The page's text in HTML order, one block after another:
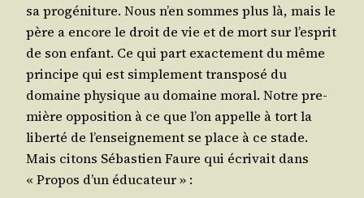
sa pro­gé­ni­ture. Nous n’en sommes plus là, mais le
père a encore le droit de vie et de mort sur l’es­prit
de son enfant. Ce qui part exac­te­ment du même
prin­cipe qui est sim­ple­ment trans­po­sé du
domaine phy­sique au domaine moral. Notre pre­
mière oppo­si­tion à ce que l’on appelle à tort la
liber­té de l’en­sei­gne­ment se place à ce stade.
Mais citons Sébas­tien Faure qui écri­vait dans
« Pro­pos d’un éducateur » :